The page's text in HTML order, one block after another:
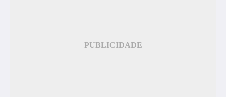
PUBLICIDADE